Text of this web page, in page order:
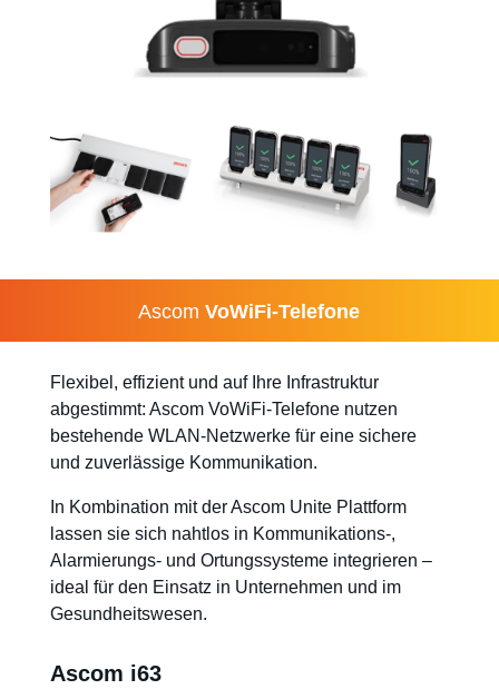
Ascom VoWiFi-Telefone
Flexibel, effizient und auf Ihre Infrastruktur
abgestimmt: Ascom VoWiFi-Telefone nutzen
bestehende WLAN-Netzwerke für eine sichere
und zuverlässige Kommunikation.
In Kombination mit der Ascom Unite Plattform
lassen sie sich nahtlos in Kommunikations-,
Alarmierungs- und Ortungssysteme integrieren –
ideal für den Einsatz in Unternehmen und im
Gesundheitswesen.
Ascom i63